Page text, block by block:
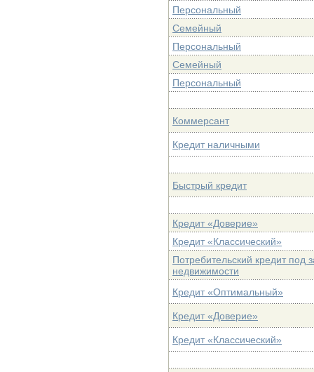
Персональный
Семейный
Персональный
Семейный
Персональный
Коммерсант
Кредит наличными
Быстрый кредит
Кредит «Доверие»
Кредит «Классический»
Потребительский кредит под
недвижимости
Кредит «Оптимальный»
Кредит «Доверие»
Кредит «Классический»